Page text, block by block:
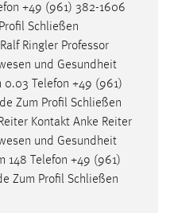
+49 (961) 382-1606
Schließen
Ringler Professor
und Gesundheit
0.03 Telefon +49 (961)
Zum Profil Schließen
Kontakt Anke Reiter
und Gesundheit
148 Telefon +49 (961)
Zum Profil Schließen